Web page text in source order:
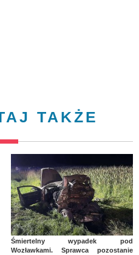
TAKŻE
Śmiertelny wypadek pod
Wozławkami. Sprawca pozostanie